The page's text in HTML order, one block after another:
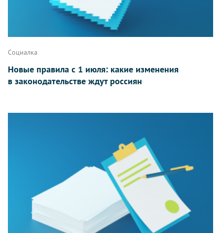
Социалка
Новые правила с 1 июля: какие изменения
в законодательстве ждут россиян